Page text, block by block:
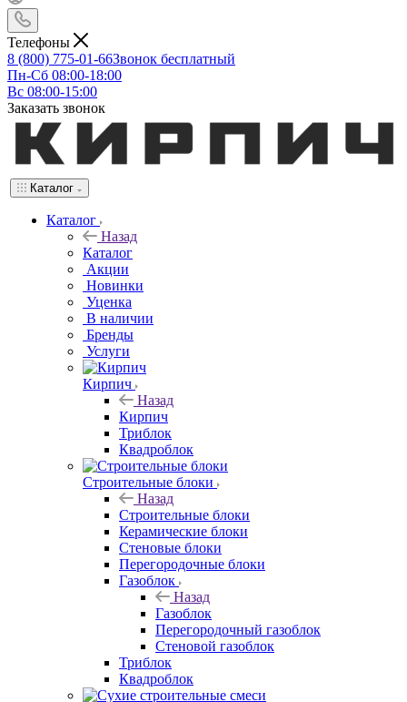
Телефоны
8 (800) 775-01-66Звонок бесплатный
Пн-Сб 08:00-18:00
Вс 08:00-15:00
Заказать звонок
Каталог
Каталог
Назад
Каталог
Акции
Новинки
Уценка
В наличии
Бренды
Услуги
Кирпич
Назад
Кирпич
Триблок
Квадроблок
Строительные блоки
Назад
Строительные блоки
Керамические блоки
Стеновые блоки
Перегородочные блоки
Газоблок
Назад
Газоблок
Перегородочный газоблок
Стеновой газоблок
Триблок
Квадроблок